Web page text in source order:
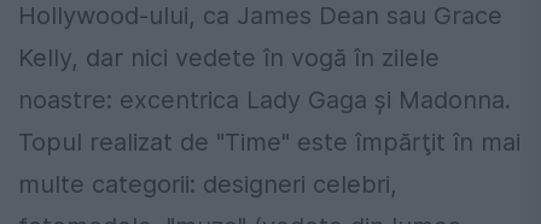
Hollywood-ului, ca James Dean sau Grace
Kelly, dar nici vedete în vogă în zilele
noastre: excentrica Lady Gaga şi Madonna.
Topul realizat de "Time" este împărţit în mai
multe categorii: designeri celebri,